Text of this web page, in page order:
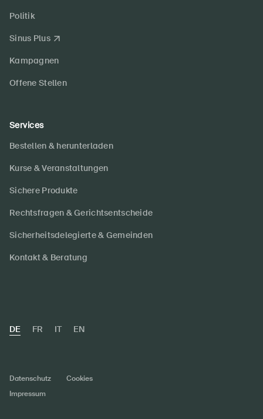
Politik
Sinus Plus
Kampagnen
Offene Stellen
Services
Bestellen & herunterladen
Kurse & Veranstaltungen
Sichere Produkte
Rechtsfragen & Gerichtsentscheide
Sicherheitsdelegierte & Gemeinden
Kontakt & Beratung
DE FR IT EN
Datenschutz
Cookies
Impressum